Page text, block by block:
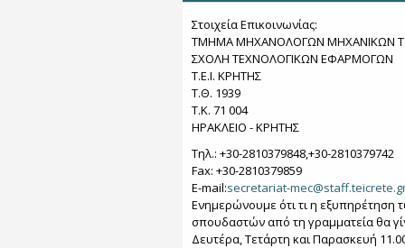
Στοιχεία Επικοινωνίας:
ΤΜΗΜΑ ΜΗΧΑΝΟΛΟΓΩΝ ΜΗΧΑΝΙΚΩΝ
ΣΧΟΛΗ ΤΕΧΝΟΛΟΓΙΚΩΝ ΕΦΑΡΜΟΓΩΝ
T.E.I. KΡΗΤΗΣ
Τ.Θ. 1939
Τ.Κ. 71 004
ΗΡΑΚΛΕΙΟ - KΡΗΤΗΣ
Τηλ.: +30-2810379848,+30-2810379742
Fax: +30-2810379859
Ε-mail:secretariat-
Ενημερώνουμε ότι τι η εξυπηρέτηση
σπουδαστών από τη γραμματεία θα
Δευτέρα, Τετάρτη και Παρασκευή